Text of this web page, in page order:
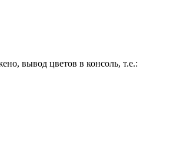
вывод цветов в консоль, т.е.: